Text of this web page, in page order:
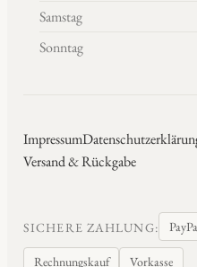
Samstag
Sonntag
Impressum
Versand & Rückgabe
SICHERE ZAHLUNG:
Rechnungskauf Vorkasse